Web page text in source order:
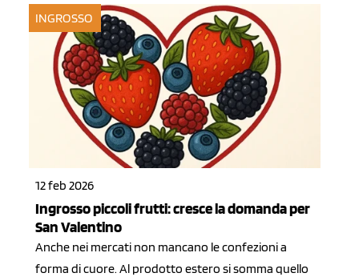
INGROSSO
12 feb 2026
Ingrosso piccoli frutti: cresce la domanda per
San Valentino
Anche nei mercati non mancano le confezioni a
forma di cuore. Al prodotto estero si somma quello